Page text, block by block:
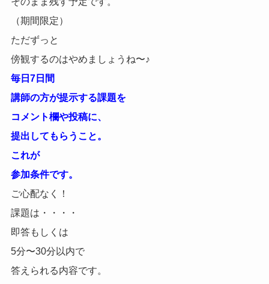
（期間限定）
ただずっと
傍観するのはやめましょうね〜♪
毎日7日間
講師の方が提示する課題を
コメント欄や投稿に、
提出してもらうこと。
これが
参加条件です。
ご心配なく！
課題は・・・・
即答もしくは
5分〜30分以内で
答えられる内容です。